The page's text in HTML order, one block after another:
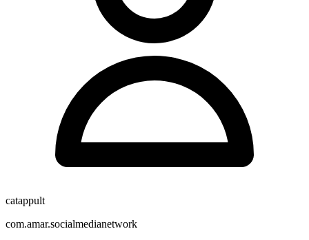
catappult
com.amar.socialmedianetwork